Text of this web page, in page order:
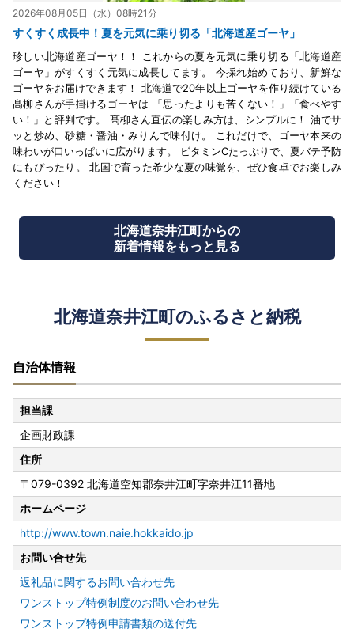
2026年08月05日（水）08時21分
すくすく成長中！夏を元気に乗り切る「北海道産ゴーヤ」
珍しい北海道産ゴーヤ！！ これからの夏を元気に乗り切る「北海道産
ゴーヤ」がすくすく元気に成長してます。 今採れ始めており、新鮮な
ゴーヤをお届けできます！ 北海道で20年以上ゴーヤを作り続けている
髙柳さんが手掛けるゴーヤは 「思ったよりも苦くない！」「食べやす
い！」と評判です。 髙柳さん直伝の楽しみ方は、シンプルに！ 油でサ
ッと炒め、砂糖・醤油・みりんで味付け。 これだけで、ゴーヤ本来の
味わいが口いっぱいに広がります。 ビタミンCたっぷりで、夏バテ予防
にもぴったり。 北国で育った希少な夏の味覚を、ぜひ食卓でお楽しみ
ください！
北海道奈井江町からの
新着情報をもっと見る
北海道奈井江町のふるさと納税
自治体情報
担当課
企画財政課
住所
〒079-0392 北海道空知郡奈井江町字奈井江11番地
ホームページ
http://www.town.naie.hokkaido.jp
お問い合せ先
返礼品に関するお問い合わせ先
ワンストップ特例制度のお問い合わせ先
ワンストップ特例申請書類の送付先